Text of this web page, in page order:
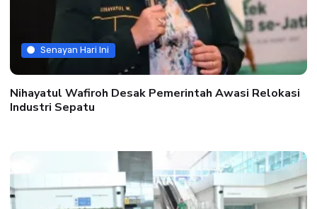
Senayan Hari Ini
Nihayatul Wafiroh Desak Pemerintah Awasi Relokasi
Industri Sepatu